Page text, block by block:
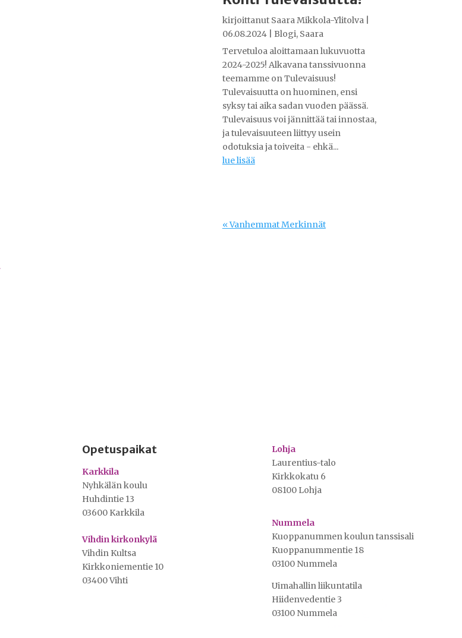
kirjoittanut Saara Mikkola-Ylitolva|
06.08.2024| Blogi, Saara
Tervetuloa aloittamaan lukuvuotta
2024-2025! Alkavana tanssivuonna
teemamme on Tulevaisuus!
Tulevaisuutta on huominen, ensi
syksy tai aika sadan vuoden päässä.
Tulevaisuus voi jännittää tai innostaa,
ja tulevaisuuteen liittyy usein
odotuksia ja toiveita - ehkä...
lue lisää
« Vanhemmat Merkinnät
Opetuspaikat
Karkkila
Nyhkälän koulu
Huhdintie 13
03600 Karkkila
Vihdin kirkonkylä
Vihdin Kultsa
Kirkkoniementie 10
03400 Vihti
Lohja
Laurentius-talo
Kirkkokatu 6
08100 Lohja
Nummela
Kuoppanummen koulun tanssisali
Kuoppanummentie 18
03100 Nummela
Uimahallin liikuntatila
Hiidenvedentie 3
03100 Nummela